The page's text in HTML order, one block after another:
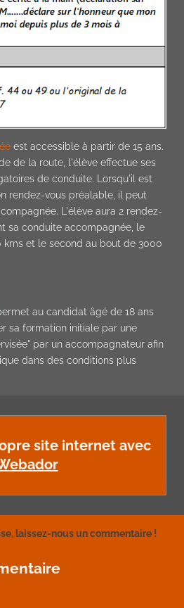
est accessible à partir de 15 ans.
de la route, l'élève effectue ses
de conduite. Lorsqu'il est
rendez-vous préalable, il peut
L'élève aura 2 rendez-
sa conduite accompagnée, le
kms et le second au bout de 3000
au candidat âgé de 18 ans
sa formation initiale par une
par un accompagnateur afin
dans des conditions plus
site internet avec
laissez-nous un commentaire !